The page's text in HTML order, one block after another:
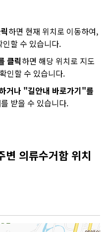
하면 현재 위치로 이동하여,
할 수 있습니다.
클릭하면 해당 위치로 지도
인할 수 있습니다.
거나 "길안내 바로가기"를
받을 수 있습니다.
변 의류수거함 위치